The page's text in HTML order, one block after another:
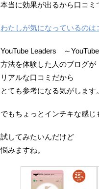
本当に効果が出るから口コミ
わたしが気になっているのは
YouTube Leaders ～
方法を体験した人のブログが
リアルな口コミだから
とても参考になる気がします。
でもちょっとインチキな感じ
試してみたいんだけど
悩みますね。